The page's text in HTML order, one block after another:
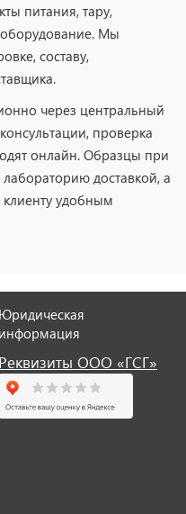
ИП
питания, тару,
Мы
составу,
через центральный
проверка
онлайн. Образцы при
доставкой, а
удобным
Юридическая
информация
Реквизиты ООО «ГСГ»